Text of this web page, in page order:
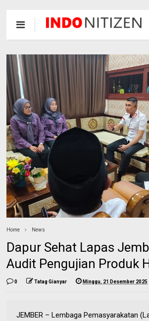
Home News
Dapur Sehat Lapas
Audit Pengujian Produk
0 Tatag Gianyar Minggu, 21 Desember 2025
JEMBER – Lembaga Pemasyarakatan